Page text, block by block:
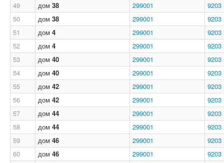
49
дом 38 299001
9203
50
дом 38 299001
9203
51
дом 4 299001
9203
52
дом 4 299001
9203
53
дом 40 299001
9203
54
дом 40 299001
9203
55
дом 42 299001
9203
56
дом 42 299001
9203
57
дом 44 299001
9203
58
дом 44 299001
9203
59
дом 46 299001
9203
60
дом 46 299001
9203